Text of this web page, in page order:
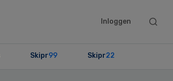
Inloggen
Search
Skipr99 Skipr22